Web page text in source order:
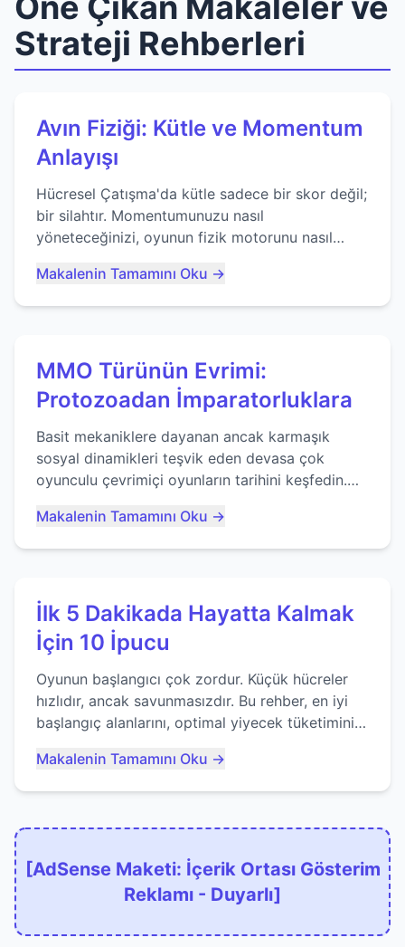
Strateji Rehberleri
Avın Fiziği: Kütle ve Momentum
Anlayışı
Hücresel Çatışma'da kütle sadece bir skor değil;
bir silahtır. Momentumunuzu nasıl
yöneteceğinizi, oyunun fizik motorunu nasıl
ustalaşacağınızı öğrenin...
Makalenin Tamamını Oku →
MMO Türünün Evrimi:
Protozoadan İmparatorluklara
Basit mekaniklere dayanan ancak karmaşık
sosyal dinamikleri teşvik eden devasa çok
oyunculu çevrimiçi oyunların tarihini keşfedin.
Makalenin Tamamını Oku →
İlk 5 Dakikada Hayatta Kalmak
İçin 10 İpucu
Oyunun başlangıcı çok zordur. Küçük hücreler
hızlıdır, ancak savunmasızdır. Bu rehber, en iyi
başlangıç alanlarını, optimal yiyecek tüketimini
kaçınacağınızı anlatıyor...
Makalenin Tamamını Oku →
[AdSense Maketi: İçerik Ortası Gösterim
Reklamı - Duyarlı]